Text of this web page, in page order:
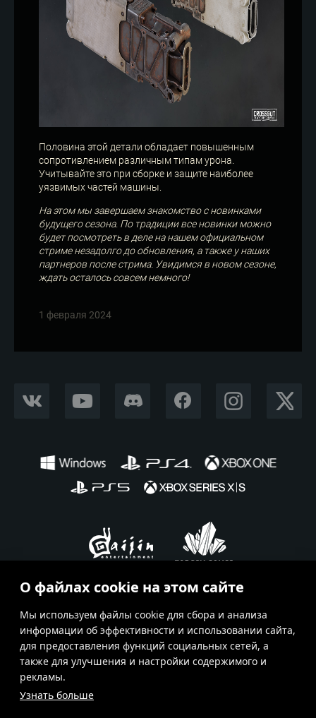
О файлах cookie на этом сайте
Мы используем файлы cookie для сбора и анализа
информации об эффективности и использовании сайта,
для предоставления функций социальных сетей, а
также для улучшения и настройки содержимого и
рекламы.
Узнать больше
Половина этой детали обладает повышенным
сопротивлением различным типам урона.
Учитывайте это при сборке и защите наиболее
уязвимых частей машины.
На этом мы завершаем знакомство с новинками
будущего сезона. По традиции все новинки можно
будет посмотреть в деле на нашем официальном
стриме незадолго до обновления, а также у наших
партнеров после стрима. Увидимся в новом сезоне,
ждать осталось совсем немного!
1 февраля 2024
VKONTAKTE YOUTUBE DISCORD FACEBOOK INSTAGRAM X CORP
Условия использования
Условия предоставления сервисов